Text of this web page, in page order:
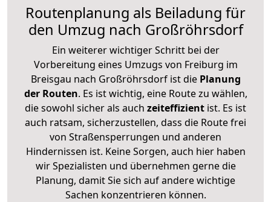
Routenplanung als Beiladung für
den Umzug nach Großröhrsdorf
Ein weiterer wichtiger Schritt bei der
Vorbereitung eines Umzugs von Freiburg im
Breisgau nach Großröhrsdorf ist diePlanung
der Routen. Es ist wichtig, eine Route zu wählen,
die sowohl sicher als auch zeiteffizient ist. Es ist
auch ratsam, sicherzustellen, dass die Route frei
von Straßensperrungen und anderen
Hindernissen ist. Keine Sorgen, auch hier haben
wir Spezialisten und übernehmen gerne die
Planung, damit Sie sich auf andere wichtige
Sachen konzentrieren können.